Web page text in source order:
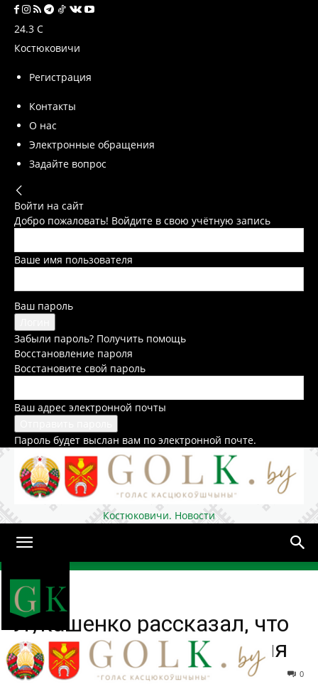
24.3 C
Костюковичи
Регистрация
Контакты
О нас
Электронные обращения
Задайте вопрос
Войти на сайт
Добро пожаловать! Войдите в свою учётную запись
Ваше имя пользователя
Ваш пароль
Забыли пароль? Получить помощь
Восстановление пароля
Восстановите свой пароль
Ваш адрес электронной почты
Пароль будет выслан вам по электронной почте.
Костюковичи. Новости
Домой
Общество
Лукашенко рассказал, что
будет, если рухнет Россия
От ГК Костюковичи - 08.08.2024 0